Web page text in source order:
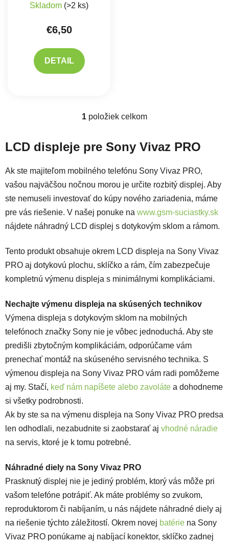
Skladom (>2 ks)
€6,50
DETAIL
Ovládacie prvky výpisu
1 položiek celkom
LCD displeje pre Sony Vivaz PRO
Ak ste majiteľom mobilného telefónu Sony Vivaz PRO,
vašou najväčšou nočnou morou je určite rozbitý displej. Aby
ste nemuseli investovať do kúpy nového zariadenia, máme
pre vás riešenie. V našej ponuke na www.gsm-suciastky.sk
nájdete náhradný LCD displej s dotykovým sklom a rámom.
Tento produkt obsahuje okrem LCD displeja na Sony Vivaz
PRO aj dotykovú plochu, sklíčko a rám, čím zabezpečuje
kompletnú výmenu displeja s minimálnymi komplikáciami.
Nechajte výmenu displeja na skúsených technikov
Výmena displeja s dotykovým sklom na mobilných
telefónoch značky Sony nie je vôbec jednoduchá. Aby ste
predišli zbytočným komplikáciám, odporúčame vám
prenechať montáž na skúseného servisného technika. S
výmenou displeja na Sony Vivaz PRO vám radi pomôžeme
aj my. Stačí, keď nám napíšete alebo zavoláte a dohodneme
si všetky podrobnosti.
Ak by ste sa na výmenu displeja na Sony Vivaz PRO predsa
len odhodlali, nezabudnite si zaobstarať aj vhodné náradie
na servis, ktoré je k tomu potrebné.
Náhradné diely na Sony Vivaz PRO
Prasknutý displej nie je jediný problém, ktorý vás môže pri
vašom telefóne potrápiť. Ak máte problémy so zvukom,
reproduktorom či nabíjaním, u nás nájdete náhradné diely aj
na riešenie týchto záležitostí. Okrem novej batérie na Sony
Vivaz PRO ponúkame aj nabíjací konektor, sklíčko zadnej